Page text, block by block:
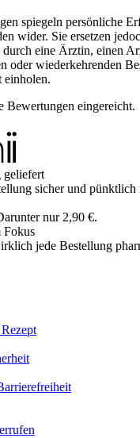
spiegeln persönliche
wider. Sie ersetzen
eine Ärztin, einen
oder wiederkehrenden
einholen.
Bewertungen eingereicht.
geliefert
sicher und pünktlich
nur 2,90 €.
Fokus
jede Bestellung